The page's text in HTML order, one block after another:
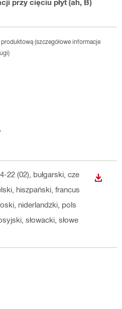
przy cięciu płyt (ah, B)
(szczegółowe informacje
22 (02) , bułgarski, cze
hiszpański, francus
niderlandzki, pols
słowacki, słowe